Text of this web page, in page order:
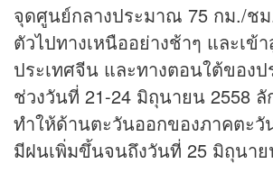
จุดศูนย์กลางประมาณ 75 กม./ชม
ตัวไปทางเหนืออย่างช้าๆ และเข้
ประเทศจีน และทางตอนใต้ของ
ช่วงวันที่ 21-24 มิถุนายน 2558
ทำให้ด้านตะวันออกของภาคตะวั
มีฝนเพิ่มขึ้นจนถึงวันที่ 25 มิถุนาย